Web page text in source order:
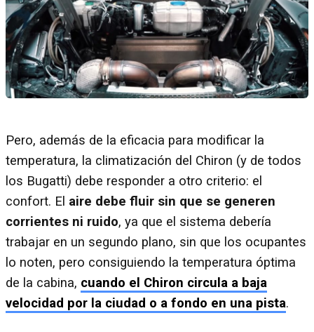
Pero, además de la eficacia para modificar la
temperatura, la climatización del Chiron (y de todos
los Bugatti) debe responder a otro criterio: el
confort. El aire debe fluir sin que se generen
corrientes ni ruido, ya que el sistema debería
trabajar en un segundo plano, sin que los ocupantes
lo noten, pero consiguiendo la temperatura óptima
de la cabina, cuando el Chiron circula a baja
velocidad por la ciudad o a fondo en una pista.